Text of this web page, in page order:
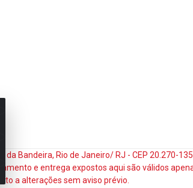
da Bandeira, Rio de Janeiro/ RJ - CEP 20.270-
e entrega expostos aqui são válidos
a alterações sem aviso prévio.